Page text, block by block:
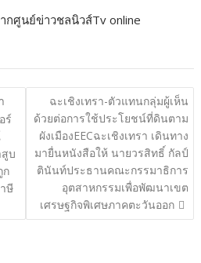
ศูนย์ข่าวชลนิวส์Tv online
ร์
บ
ก
ษี
ฉะเชิงเทรา​-ตัวแทนกลุ่มผู้เห็น
ด้วยต่อการใช้ประโยชน์ที่ดินตาม
ผังเมืองEECฉะเชิงเทรา เดินทาง
มายื่นหนังสือให้ นายวรสิทธิ์ กัลป์
ตินันท์ประธานคณะกรรมาธิการ
อุตสาหกรรมเพื่อพัฒนาเขต
เศรษฐกิจพิเศษภาคตะวันออก